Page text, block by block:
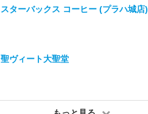
スターバックス コーヒー (プラハ城店)
聖ヴィート大聖堂